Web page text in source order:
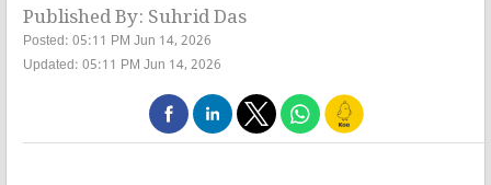
Published By: Suhrid Das
Posted: 05:11 PM Jun 14, 2026
Updated: 05:11 PM Jun 14, 2026